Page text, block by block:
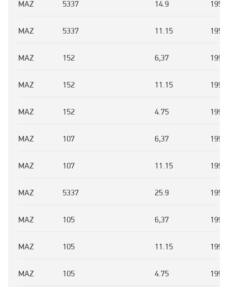
MAZ 5337 14.9
MAZ 5337 11.15
MAZ 152 6,37
MAZ 152 11.15
MAZ 152 4.75
MAZ 107 6,37
MAZ 107 11.15
MAZ 5337 25.9
MAZ 105 6,37
MAZ 105 11.15
MAZ 105 4.75